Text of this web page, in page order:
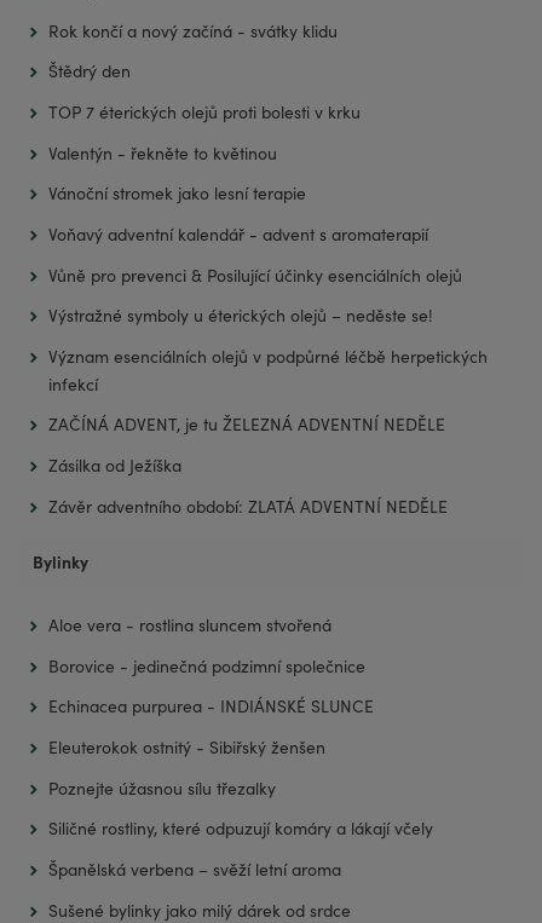
Rok končí a nový začíná - svátky klidu
Štědrý den
TOP 7 éterických olejů proti bolesti v krku
Valentýn - řekněte to květinou
Vánoční stromek jako lesní terapie
Voňavý adventní kalendář - advent s aromaterapií
Vůně pro prevenci & Posilující účinky esenciálních olejů
Výstražné symboly u éterických olejů – neděste se!
Význam esenciálních olejů v podpůrné léčbě herpetických
infekcí
ZAČÍNÁ ADVENT, je tu ŽELEZNÁ ADVENTNÍ NEDĚLE
Zásilka od Ježíška
Závěr adventního období: ZLATÁ ADVENTNÍ NEDĚLE
Bylinky
Aloe vera - rostlina sluncem stvořená
Borovice - jedinečná podzimní společnice
Echinacea purpurea - INDIÁNSKÉ SLUNCE
Eleuterokok ostnitý - Sibiřský ženšen
Poznejte úžasnou sílu třezalky
Siličné rostliny, které odpuzují komáry a lákají včely
Španělská verbena – svěží letní aroma
Sušené bylinky jako milý dárek od srdce